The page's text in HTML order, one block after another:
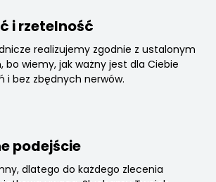
i rzetelność
realizujemy zgodnie z ustalonym
wiemy, jak ważny jest dla Ciebie
i bez zbędnych nerwów.
podejście
dlatego do każdego zlecenia